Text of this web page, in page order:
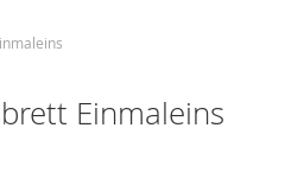
Einmaleins